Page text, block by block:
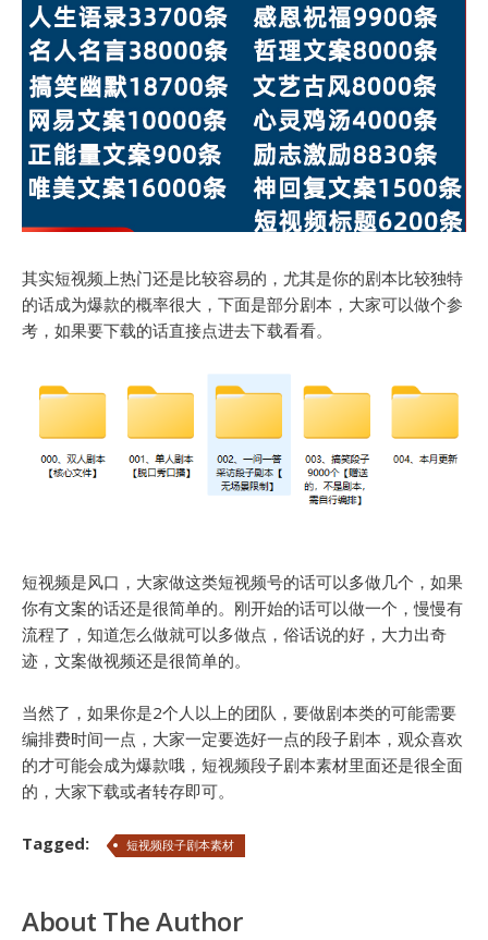
其实短视频上热门还是比较容易的，尤其是你的剧本比较独特
的话成为爆款的概率很大，下面是部分剧本，大家可以做个参
考，如果要下载的话直接点进去下载看看。
短视频是风口，大家做这类短视频号的话可以多做几个，如果
你有文案的话还是很简单的。刚开始的话可以做一个，慢慢有
流程了，知道怎么做就可以多做点，俗话说的好，大力出奇
迹，文案做视频还是很简单的。
当然了，如果你是2个人以上的团队，要做剧本类的可能需要
编排费时间一点，大家一定要选好一点的段子剧本，观众喜欢
的才可能会成为爆款哦，短视频段子剧本素材里面还是很全面
的，大家下载或者转存即可。
Tagged: 短视频段子剧本素材
About The Author